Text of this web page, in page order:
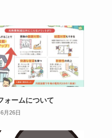
ォームについて
月26日